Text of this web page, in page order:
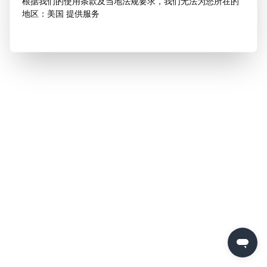
地区：美国 提供服务